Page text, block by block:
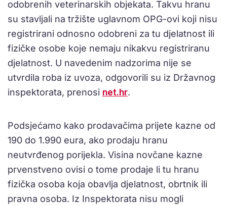
odobrenih veterinarskih objekata. Takvu hranu
su stavljali na tržište uglavnom OPG-ovi koji nisu
registrirani odnosno odobreni za tu djelatnost ili
fizičke osobe koje nemaju nikakvu registriranu
djelatnost. U navedenim nadzorima nije se
utvrdila roba iz uvoza, odgovorili su iz Državnog
inspektorata, prenosi net.hr.
Podsjećamo kako prodavačima prijete kazne od
190 do 1.990 eura, ako prodaju hranu
neutvrđenog porijekla. Visina novčane kazne
prvenstveno ovisi o tome prodaje li tu hranu
fizička osoba koja obavlja djelatnost, obrtnik ili
pravna osoba. Iz Inspektorata nisu mogli